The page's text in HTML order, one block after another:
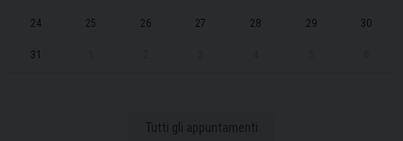
24 25 26 27 28 29 30
31
Tutti gli appuntamenti